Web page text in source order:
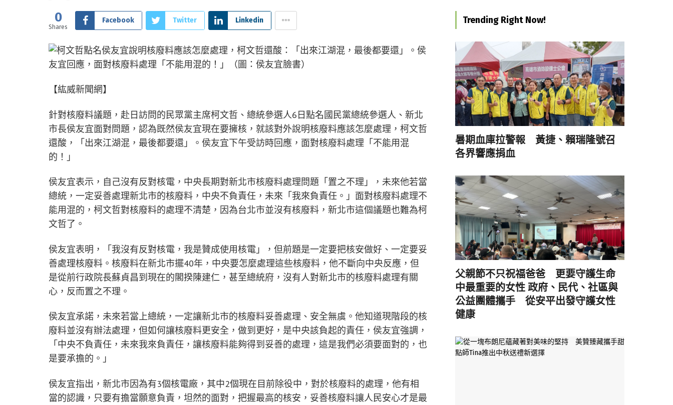
0
Shares
Facebook Twitter Linkedin
【紘威新聞網】
針對核廢料議題，赴日訪問的民眾黨主席柯文哲、總統參選人6日點名國民黨總統參選人、新北
市長侯友宜面對問題，認為既然侯友宜現在要擁核，就該對外說明核廢料應該怎麼處理，柯文哲
還酸，「出來江湖混，最後都要還」。侯友宜下午受訪時回應，面對核廢料處理「不能用混
的！」
侯友宜表示，自己沒有反對核電，中央長期對新北市核廢料處理問題「置之不理」，未來他若當
總統，一定妥善處理新北市的核廢料，中央不負責任，未來「我來負責任。」面對核廢料處理不
能用混的，柯文哲對核廢料的處理不清楚，因為台北市並沒有核廢料，新北市這個議題也難為柯
文哲了。
侯友宜表明，「我沒有反對核電，我是贊成使用核電」，但前題是一定要把核安做好、一定要妥
善處理核廢料。核廢料在新北市擺40年，中央要怎麼處理這些核廢料，他不斷向中央反應，但
是從前行政院長蘇貞昌到現在的閣揆陳建仁，甚至總統府，沒有人對新北市的核廢料處理有關
心，反而置之不理。
侯友宜承諾，未來若當上總統，一定讓新北市的核廢料妥善處理、安全無虞。他知道現階段的核
廢料並沒有辦法處理，但如何讓核廢料更安全，做到更好，是中央該負起的責任，侯友宜強調，
「中央不負責任，未來我來負責任，讓核廢料能夠得到妥善的處理，這是我們必須要面對的，也
是要承擔的。」
侯友宜指出，新北市因為有3個核電廠，其中2個現在目前除役中，對於核廢料的處理，他有相
當的認識，只要有擔當願意負責，坦然的面對，把握最高的核安，妥善核廢料讓人民安心才是最
Trending Right Now!
暑期血庫拉警報 黃捷、賴瑞隆號召
各界響應捐血
父親節不只祝福爸爸 更要守護生命
中最重要的女性 政府、民代、社區與
公益團體攜手 從安平出發守護女性
健康